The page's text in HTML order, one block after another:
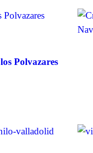
Polvazares